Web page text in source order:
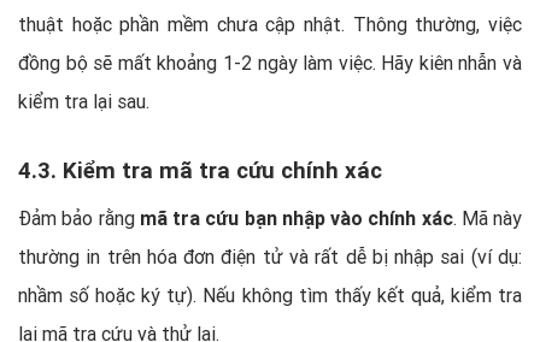
thuật hoặc phần mềm chưa cập nhật. Thông thường, việc
đồng bộ sẽ mất khoảng 1-2 ngày làm việc. Hãy kiên nhẫn và
kiểm tra lại sau.
4.3. Kiểm tra mã tra cứu chính xác
Đảm bảo rằng mã tra cứu bạn nhập vào chính xác. Mã này
thường in trên hóa đơn điện tử và rất dễ bị nhập sai (ví dụ:
nhầm số hoặc ký tự). Nếu không tìm thấy kết quả, kiểm tra
lại mã tra cứu và thử lại.